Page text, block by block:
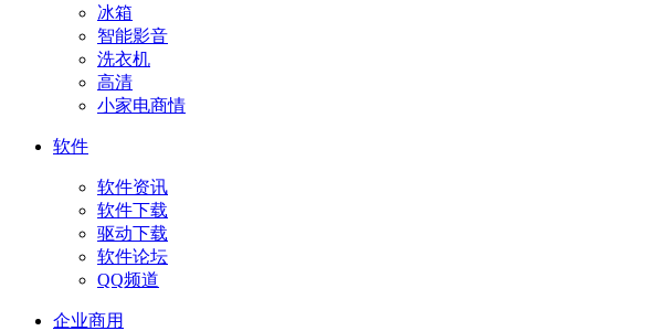
冰箱
智能影音
洗衣机
高清
小家电商情
软件
软件资讯
软件下载
驱动下载
软件论坛
QQ频道
企业商用